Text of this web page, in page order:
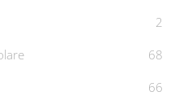
2
68
66